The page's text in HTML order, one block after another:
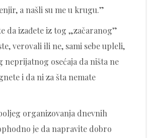
a našli su me u krugu.”
da izađete iz tog „začaranog”
verovali ili ne, sami sebe upleli,
neprijatnog osećaja da ništa ne
i da ni za šta nemate
organizovanja dnevnih
je da napravite dobro